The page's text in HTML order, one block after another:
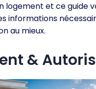
logement et ce guide
informations
au mieux.
&